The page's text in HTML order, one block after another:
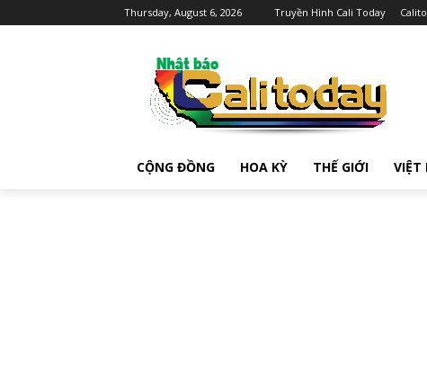
Thursday, August 6, 2026 Truyền Hình Cali Today
CỘNG ĐỒNG HOA KỲ THẾ GIỚI VIỆT